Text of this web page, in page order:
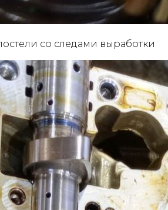
со следами выработки